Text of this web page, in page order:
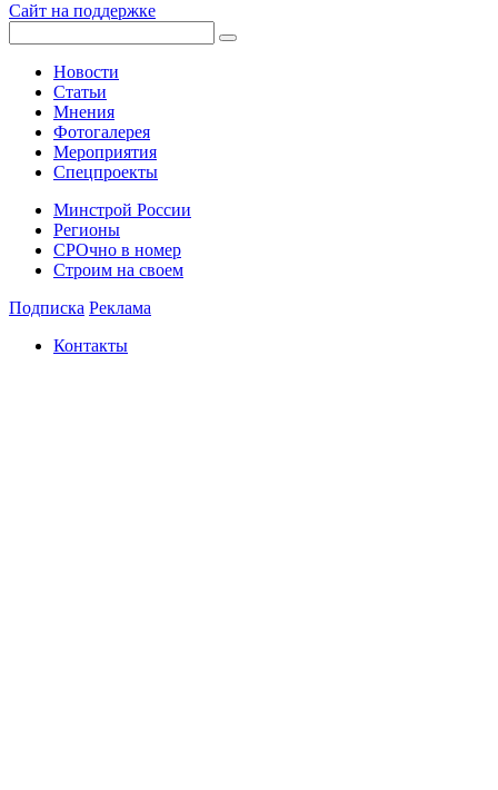
Сайт на поддержке
Новости
Статьи
Мнения
Фотогалерея
Мероприятия
Спецпроекты
Минстрой России
Регионы
СРОчно в номер
Строим на своем
Подписка Реклама
Контакты